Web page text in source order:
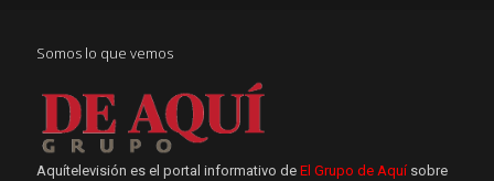
Somos lo que vemos
Aquítelevisión es el portal informativo de El Grupo de Aquí sobre